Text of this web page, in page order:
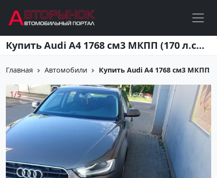
Перейти к основному содержанию Купить Audi A4 1768 см3 МКПП (170 л.с.) Бензин турбонаддув в Краснодар: цвет Серо-коричневый Седан 2013 года по цене 970000 рублей, объявление №15494 на сайте Авторынок23
Главная Автомобили Купить Audi A4 1768 см3 МКПП
1/5